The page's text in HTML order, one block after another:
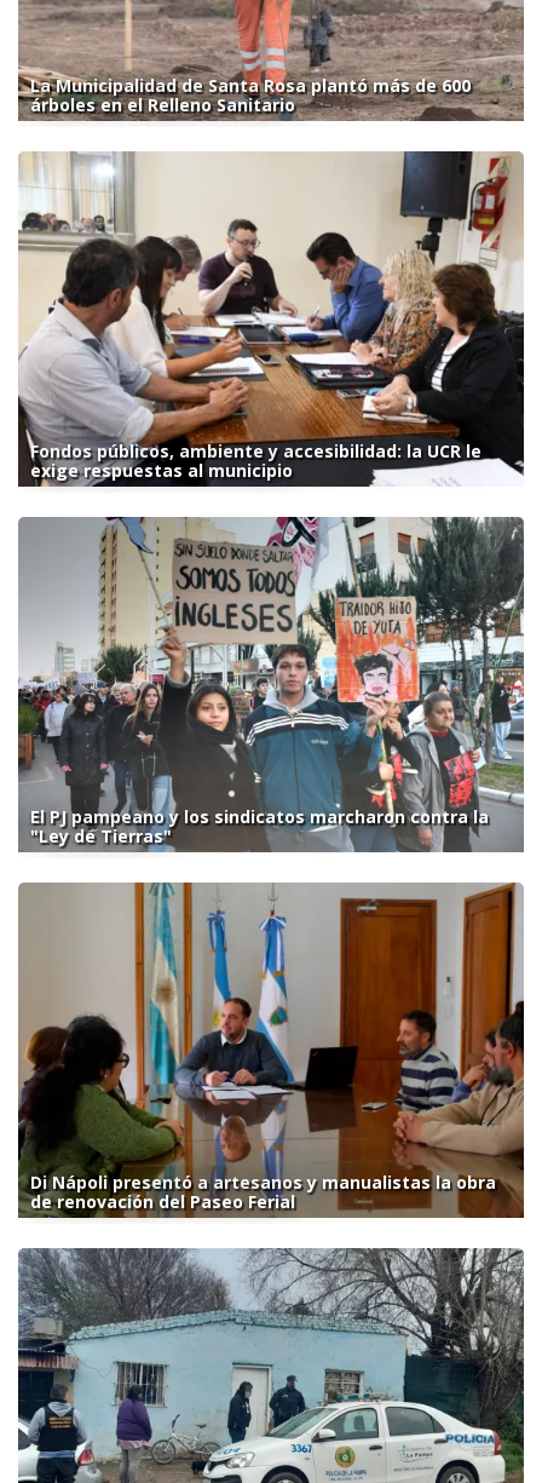
La Municipalidad de Santa Rosa plantó más de 600
árboles en el Relleno Sanitario
Fondos públicos, ambiente y accesibilidad: la UCR le
exige respuestas al municipio
El PJ pampeano y los sindicatos marcharon contra la
"Ley de Tierras"
Di Nápoli presentó a artesanos y manualistas la obra
de renovación del Paseo Ferial